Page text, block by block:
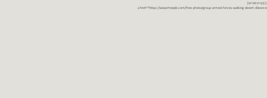
[קניית ספרים]
<a href="https://www.freepik.com/free-photo/group-armed-forces-walking-desert-